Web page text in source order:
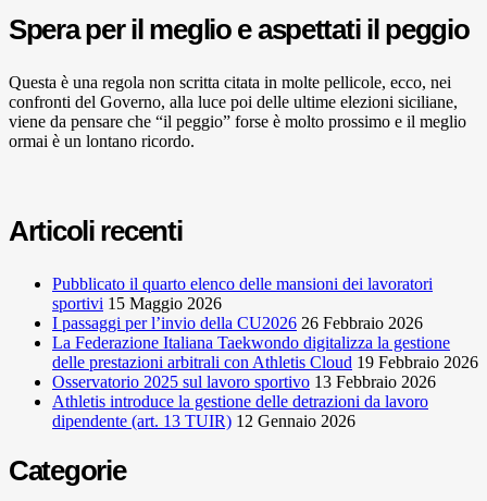
Spera per il meglio e aspettati il peggio
Questa è una regola non scritta citata in molte pellicole, ecco, nei
confronti del Governo, alla luce poi delle ultime elezioni siciliane,
viene da pensare che “il peggio” forse è molto prossimo e il meglio
ormai è un lontano ricordo.
Articoli recenti
Pubblicato il quarto elenco delle mansioni dei lavoratori
sportivi 15 Maggio 2026
I passaggi per l’invio della CU2026 26 Febbraio 2026
La Federazione Italiana Taekwondo digitalizza la gestione
delle prestazioni arbitrali con Athletis Cloud 19 Febbraio 2026
Osservatorio 2025 sul lavoro sportivo 13 Febbraio 2026
Athletis introduce la gestione delle detrazioni da lavoro
dipendente (art. 13 TUIR) 12 Gennaio 2026
Categorie